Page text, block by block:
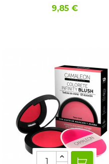
Precio
9,85 €